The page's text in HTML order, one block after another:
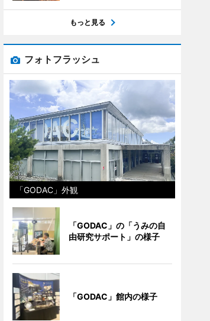
もっと見る
フォトフラッシュ
「GODAC」外観
「GODAC」の「うみの自
由研究サポート」の様子
「GODAC」館内の様子